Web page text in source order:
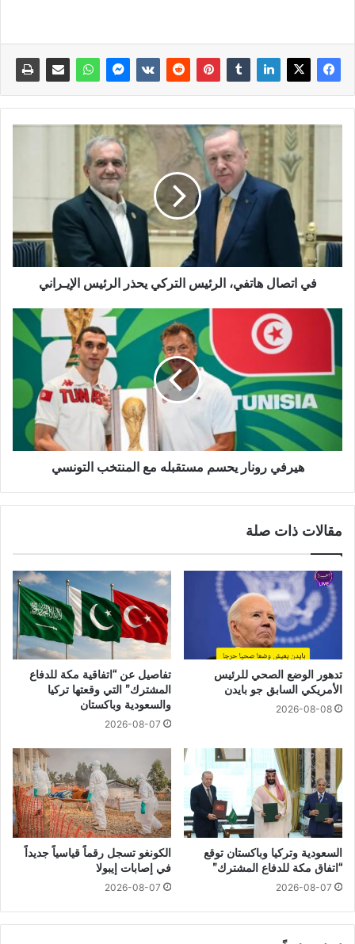
في اتصال هاتفي، الرئيس التركي يحذر الرئيس الإيـراني
هيرفي رونار يحسم مستقبله مع المنتخب التونسي
مقالات ذات صلة
تدهور الوضع الصحي للرئيس
الأمريكي السابق جو بايدن
2026-08-08
تفاصيل عن “اتفاقية مكة للدفاع
المشترك” التي وقعتها تركيا
والسعودية وباكستان
2026-08-07
السعودية وتركيا وباكستان توقع
“اتفاق مكة للدفاع المشترك”
2026-08-07
الكونغو تسجل رقماً قياسياً جديداً
في إصابات إيبولا
2026-08-07